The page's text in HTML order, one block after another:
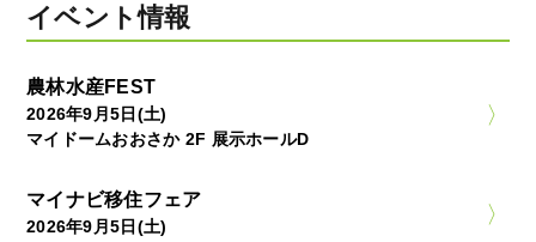
イベント情報
農林水産FEST
2026年9月5日(土)
マイドームおおさか 2F 展示ホールD
マイナビ移住フェア
2026年9月5日(土)